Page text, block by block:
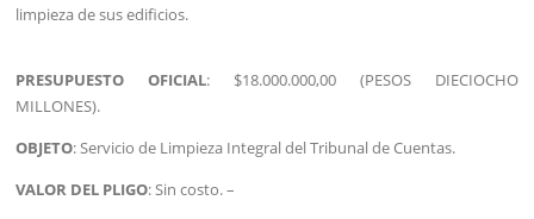
limpieza de sus edificios.
PRESUPUESTO OFICIAL: $18.000.000,00 (PESOS DIECIOCHO
MILLONES).
OBJETO: Servicio de Limpieza Integral del Tribunal de Cuentas.
VALOR DEL PLIGO: Sin costo. –